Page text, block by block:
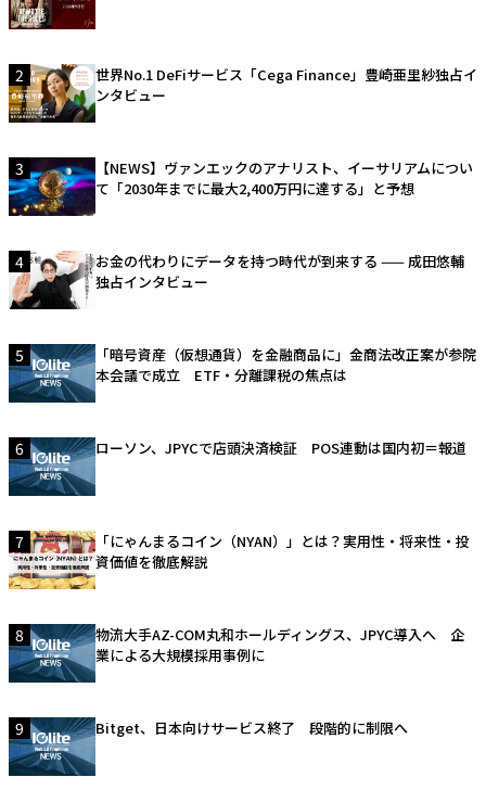
2
世界No.1 DeFiサービス「Cega Finance」豊崎亜里紗独占イ
ンタビュー
3
【NEWS】ヴァンエックのアナリスト、イーサリアムについ
て「2030年までに最大2,400万円に達する」と予想
4
お金の代わりにデータを持つ時代が到来する —— 成田悠輔
独占インタビュー
5
「暗号資産（仮想通貨）を金融商品に」金商法改正案が参院
本会議で成立 ETF・分離課税の焦点は
6 ローソン、JPYCで店頭決済検証 POS連動は国内初＝報道
7
「にゃんまるコイン（NYAN）」とは？実用性・将来性・投
資価値を徹底解説
8
物流大手AZ-COM丸和ホールディングス、JPYC導入へ 企
業による大規模採用事例に
9 Bitget、日本向けサービス終了 段階的に制限へ